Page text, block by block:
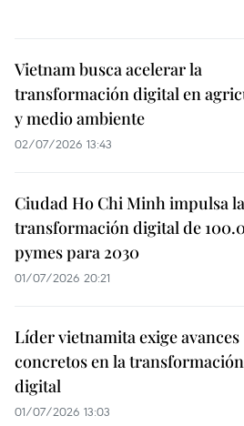
Vietnam busca acelerar la
transformación digital en
y medio ambiente
02/07/2026 13:43
Ciudad Ho Chi Minh impulsa la
transformación digital de
pymes para 2030
01/07/2026 20:21
Líder vietnamita exige avances
concretos en la transformación
digital
01/07/2026 13:03